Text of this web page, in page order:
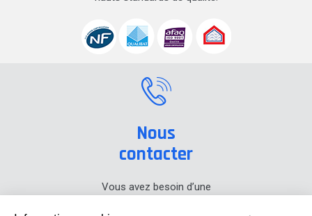
Nous
contacter
Vous avez besoin d’une